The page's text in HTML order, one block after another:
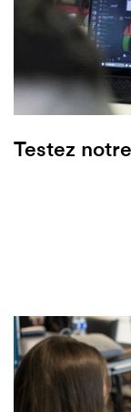
Testez